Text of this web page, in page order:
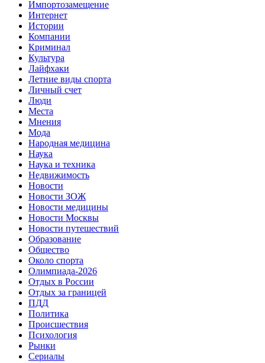
Импортозамещение
Интернет
Истории
Компании
Криминал
Культура
Лайфхаки
Летние виды спорта
Личный счет
Люди
Места
Мнения
Мода
Народная медицина
Наука
Наука и техника
Недвижимость
Новости
Новости ЗОЖ
Новости медицины
Новости Москвы
Новости путешествий
Образование
Общество
Около спорта
Олимпиада-2026
Отдых в России
Отдых за границей
ПДД
Политика
Происшествия
Психология
Рынки
Сериалы